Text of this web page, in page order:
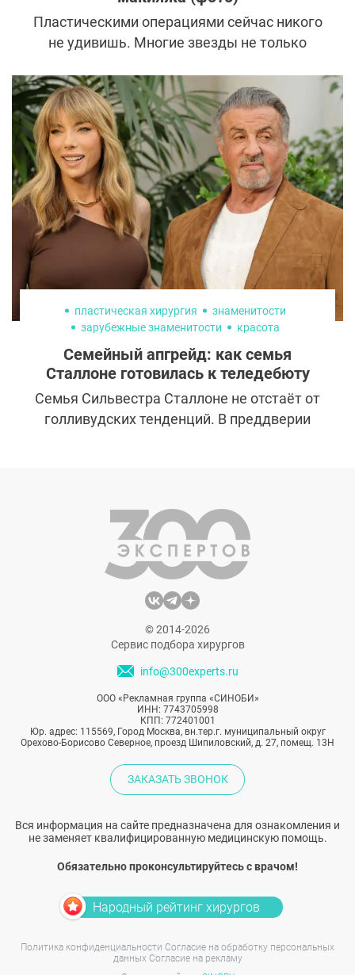
Пластическими операциями сейчас никого
не удивишь. Многие звезды не только
внешность с помощью скальпеля, но еще и
подробно обсуждают эти изменения.
Особо свободные от комплексов дают
советы и рекомендации всем желающим
сделать пластическую операцию.
пластическая хирургия
знаменитости
зарубежные знаменитости
красота
Семейный апгрейд: как семья
Сталлоне готовилась к теледебюту
Семья Сильвестра Сталлоне не отстаёт от
голливудских тенденций. В преддверии
внешности Сталлоне остаются довольно
деликатными и умеренными. Ниже мы
представили подробный разбор того, как
каждый из членов звёздного семейства
немного «освежил» себя перед камерой.
© 2014-2026
Сервис подбора хирургов
info@300experts.ru
ООО «Рекламная группа «СИНОБИ»
ИНН: 7743705998
КПП: 772401001
Юр. адрес: 115569, Город Москва, вн.тер.г. муниципальный округ
Орехово-Борисово Северное, проезд Шипиловский, д. 27, помещ. 13Н
ЗАКАЗАТЬ ЗВОНОК
Вся информация на сайте предназначена для ознакомления и
не заменяет квалифицированную медицинскую помощь.
Обязательно проконсультируйтесь с врачом!
Народный рейтинг хирургов
Политика конфиденциальности Согласие на обработку персональных
данных Согласие на рекламу